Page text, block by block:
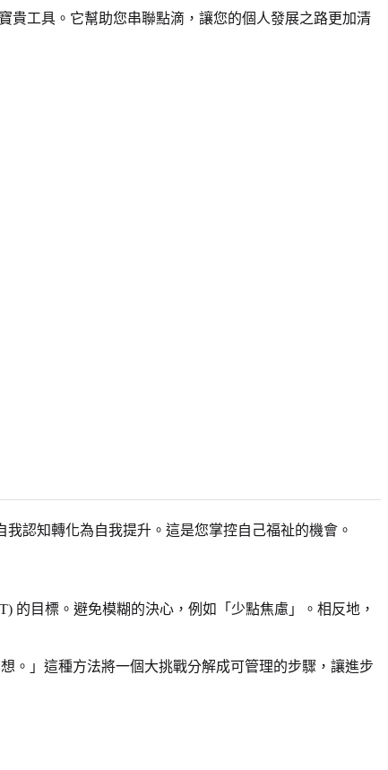
貴工具。它幫助您串聯點滴，讓您的個人發展之路更加清
認知轉化為自我提升。這是您掌控自己福祉的機會。
的目標。避免模糊的決心，例如「少點焦慮」。相反地，
。」這種方法將一個大挑戰分解成可管理的步驟，讓進步